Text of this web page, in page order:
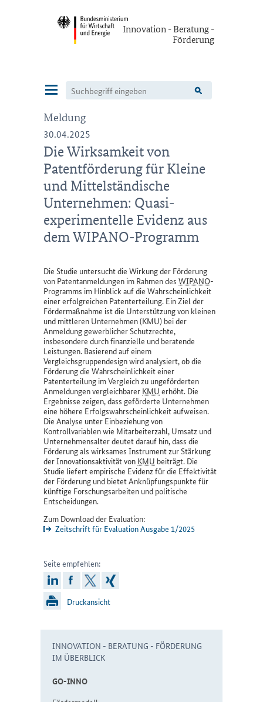
Innovation - Beratung -
Förderung
Navigation
Meldung
30.04.2025
Die Wirksamkeit von
Patentförderung für Kleine
und Mittelständische
Unternehmen: Quasi-
experimentelle Evidenz aus
dem WIPANO-Programm
Die Studie untersucht die Wirkung der Förderung
von Patentanmeldungen im Rahmen des WIPANO-
Programms im Hinblick auf die Wahrscheinlichkeit
einer erfolgreichen Patenterteilung. Ein Ziel der
Fördermaßnahme ist die Unterstützung von kleinen
und mittleren Unternehmen (KMU) bei der
Anmeldung gewerblicher Schutzrechte,
insbesondere durch finanzielle und beratende
Leistungen. Basierend auf einem
Vergleichsgruppendesign wird analysiert, ob die
Förderung die Wahrscheinlichkeit einer
Patenterteilung im Vergleich zu ungeförderten
Anmeldungen vergleichbarer KMU erhöht. Die
Ergebnisse zeigen, dass geförderte Unternehmen
eine höhere Erfolgswahrscheinlichkeit aufweisen.
Die Analyse unter Einbeziehung von
Kontrollvariablen wie Mitarbeiterzahl, Umsatz und
Unternehmensalter deutet darauf hin, dass die
Förderung als wirksames Instrument zur Stärkung
der Innovationsaktivität von KMU beiträgt. Die
Studie liefert empirische Evidenz für die Effektivität
der Förderung und bietet Anknüpfungspunkte für
künftige Forschungsarbeiten und politische
Entscheidungen.
Zum Download der Evaluation:
Zeitschrift für Evaluation Ausgabe 1/2025
Seite empfehlen:
linkedinfacebook
x
Druckansicht
INNOVATION - BERATUNG - FÖRDERUNG
IM ÜBERBLICK
GO-IN­NO